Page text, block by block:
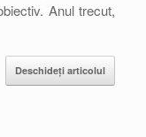
Anul trecut,
Deschideți articolul